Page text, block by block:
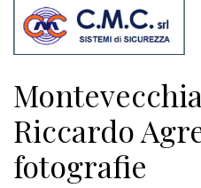
del
sito
Associazioni
Meteo
Riccardo
fotografie